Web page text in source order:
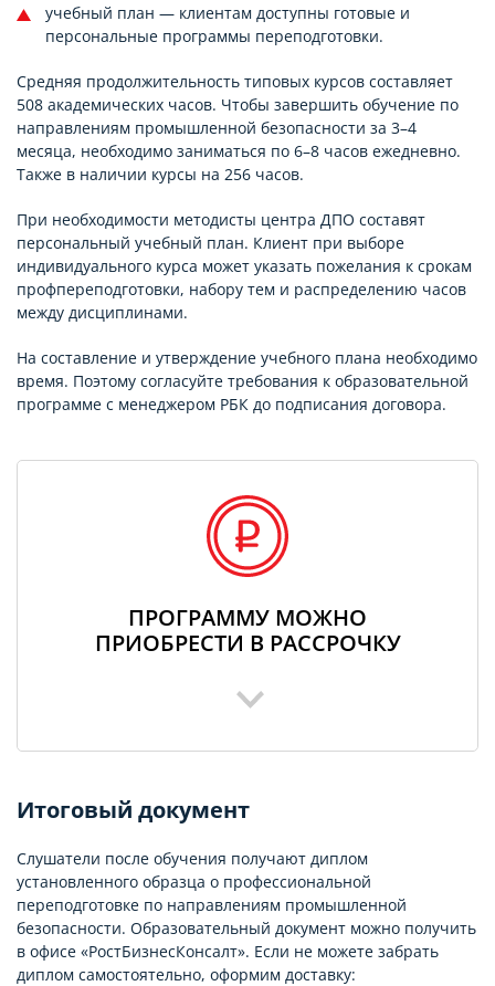
учебный план — клиентам доступны готовые и
персональные программы переподготовки.
Средняя продолжительность типовых курсов составляет
508 академических часов. Чтобы завершить обучение по
направлениям промышленной безопасности за 3–4
месяца, необходимо заниматься по 6–8 часов ежедневно.
Также в наличии курсы на 256 часов.
При необходимости методисты центра ДПО составят
персональный учебный план. Клиент при выборе
индивидуального курса может указать пожелания к срокам
профпереподготовки, набору тем и распределению часов
между дисциплинами.
На составление и утверждение учебного плана необходимо
время. Поэтому согласуйте требования к образовательной
программе с менеджером РБК до подписания договора.
ПРОГРАММУ МОЖНО
ПРИОБРЕСТИ В РАССРОЧКУ
Итоговый документ
Слушатели после обучения получают диплом
установленного образца о профессиональной
переподготовке по направлениям промышленной
безопасности. Образовательный документ можно получить
в офисе «РостБизнесКонсалт». Если не можете забрать
диплом самостоятельно, оформим доставку: